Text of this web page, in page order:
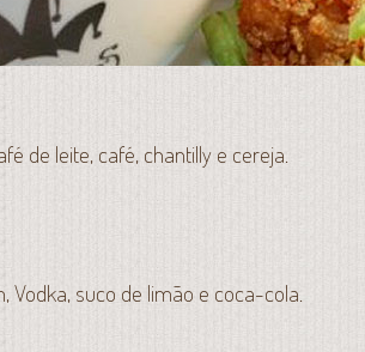
de leite, café, chantilly e cereja.
Vodka, suco de limão e coca-cola.